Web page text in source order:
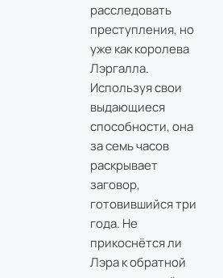
расследовать
преступления, но
уже как королева
Лэргалла.
Используя свои
выдающиеся
способности, она
за семь часов
раскрывает
заговор,
готовившийся три
года. Не
прикоснётся ли
Лэра к обратной